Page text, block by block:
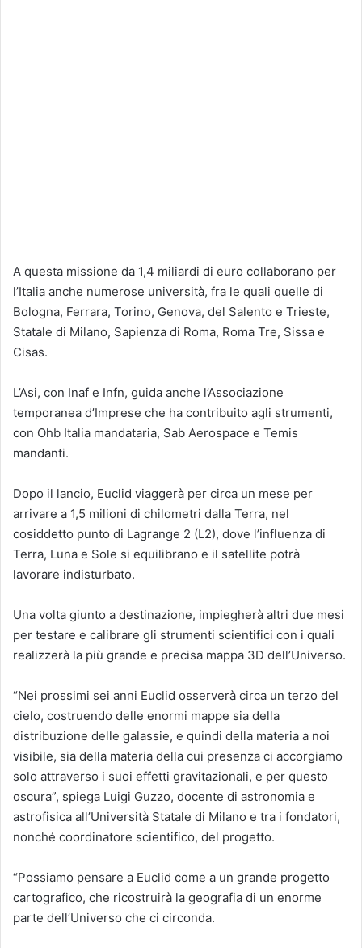
A questa missione da 1,4 miliardi di euro collaborano per
l’Italia anche numerose università, fra le quali quelle di
Bologna, Ferrara, Torino, Genova, del Salento e Trieste,
Statale di Milano, Sapienza di Roma, Roma Tre, Sissa e
Cisas.
L’Asi, con Inaf e Infn, guida anche l’Associazione
temporanea d’Imprese che ha contribuito agli strumenti,
con Ohb Italia mandataria, Sab Aerospace e Temis
mandanti.
Dopo il lancio, Euclid viaggerà per circa un mese per
arrivare a 1,5 milioni di chilometri dalla Terra, nel
cosiddetto punto di Lagrange 2 (L2), dove l’influenza di
Terra, Luna e Sole si equilibrano e il satellite potrà
lavorare indisturbato.
Una volta giunto a destinazione, impiegherà altri due mesi
per testare e calibrare gli strumenti scientifici con i quali
realizzerà la più grande e precisa mappa 3D dell’Universo.
“Nei prossimi sei anni Euclid osserverà circa un terzo del
cielo, costruendo delle enormi mappe sia della
distribuzione delle galassie, e quindi della materia a noi
visibile, sia della materia della cui presenza ci accorgiamo
solo attraverso i suoi effetti gravitazionali, e per questo
oscura”, spiega Luigi Guzzo, docente di astronomia e
astrofisica all’Università Statale di Milano e tra i fondatori,
nonché coordinatore scientifico, del progetto.
“Possiamo pensare a Euclid come a un grande progetto
cartografico, che ricostruirà la geografia di un enorme
parte dell’Universo che ci circonda.